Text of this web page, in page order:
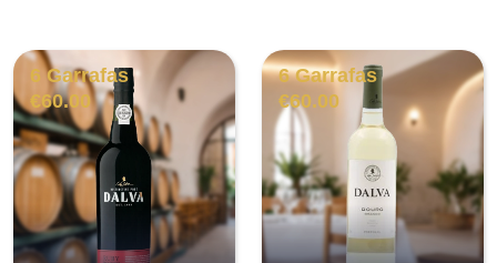
6 Garrafas
€60.00
6 Garrafas
€60.00